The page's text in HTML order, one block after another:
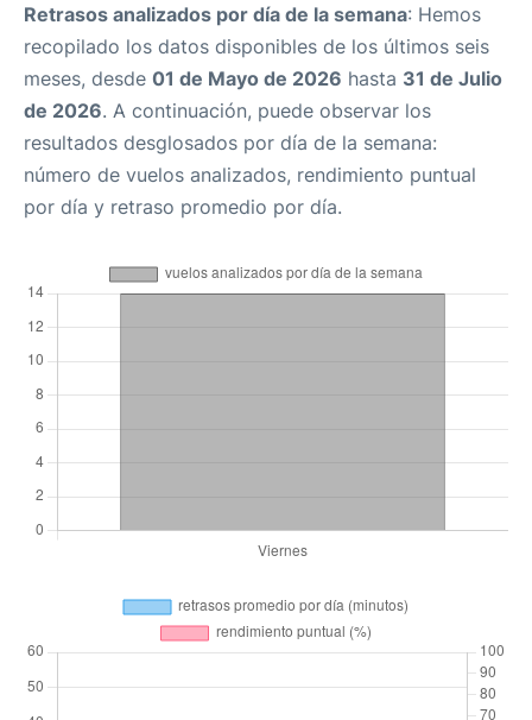
Retrasos analizados por día de la semana: Hemos
recopilado los datos disponibles de los últimos seis
meses, desde 01 de Mayo de 2026 hasta 31 de Julio
de 2026. A continuación, puede observar los
resultados desglosados por día de la semana:
número de vuelos analizados, rendimiento puntual
por día y retraso promedio por día.